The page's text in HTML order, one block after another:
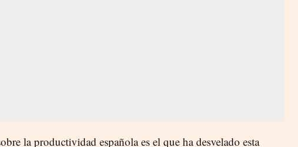
la productividad española es el que ha desvelado esta